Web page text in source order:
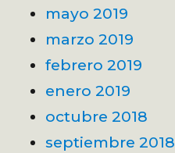
mayo 2019
marzo 2019
febrero 2019
enero 2019
octubre 2018
septiembre 2018